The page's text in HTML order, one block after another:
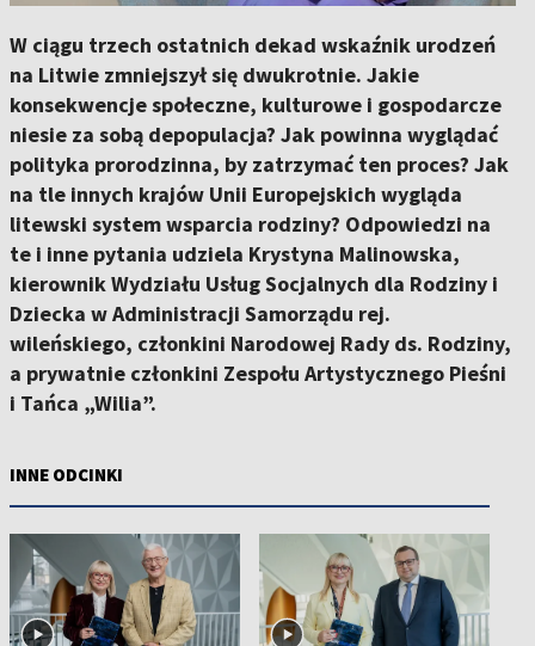
W ciągu trzech ostatnich dekad wskaźnik urodzeń
na Litwie zmniejszył się dwukrotnie. Jakie
konsekwencje społeczne, kulturowe i gospodarcze
niesie za sobą depopulacja? Jak powinna wyglądać
polityka prorodzinna, by zatrzymać ten proces? Jak
na tle innych krajów Unii Europejskich wygląda
litewski system wsparcia rodziny? Odpowiedzi na
te i inne pytania udziela Krystyna Malinowska,
kierownik Wydziału Usług Socjalnych dla Rodziny i
Dziecka w Administracji Samorządu rej.
wileńskiego, członkini Narodowej Rady ds. Rodziny,
a prywatnie członkini Zespołu Artystycznego Pieśni
i Tańca „Wilia”.
INNE ODCINKI